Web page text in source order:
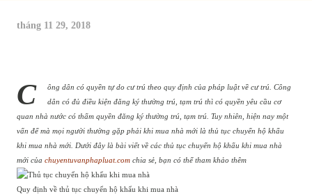
tháng 11 29, 2018
C
ông dân có quyền tự do cư trú theo quy định của pháp luật về cư trú. Công
dân có đủ điều kiện đăng ký thường trú, tạm trú thì có quyền yêu cầu cơ
quan nhà nước có thẩm quyền đăng ký thường trú, tạm trú. Tuy nhiên, hiện nay một
vấn đế mà mọi người thường gặp phải khi mua nhà mới là thủ tục chuyển hộ khẩu
khi mua nhà mới. Dưới đây là bài viết về các thủ tục chuyển hộ khẩu khi mua nhà
mới của chuyentuvanphapluat.com chia sẻ, bạn có thể tham khảo thêm
Quy định về thủ tục chuyển hộ khẩu khi mua nhà